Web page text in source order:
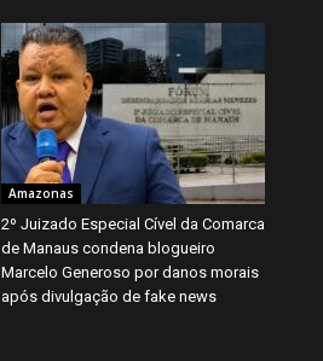
Amazonas
2º Juizado Especial Cível da Comarca
de Manaus condena blogueiro
Marcelo Generoso por danos morais
após divulgação de fake news